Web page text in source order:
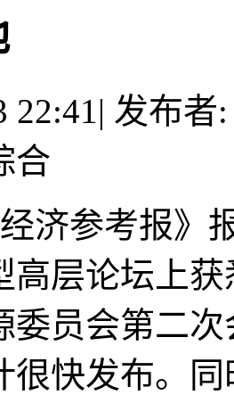
22:41| 发布者
合
济参考报》
高层论坛上
委员会第二
很快发布。